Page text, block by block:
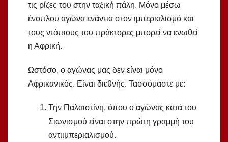
τις ρίζες του στην ταξική πάλη. Μόνο μέσω
ένοπλου αγώνα ενάντια στον ιμπεριαλισμό και
τους ντόπιους του πράκτορες μπορεί να ενωθεί
η Αφρική.
Ωστόσο, ο αγώνας μας δεν είναι μόνο
Αφρικανικός. Είναι διεθνής. Τασσόμαστε με:
Την Παλαιστίνη, όπου ο αγώνας κατά του
Σιωνισμού είναι στην πρώτη γραμμή του
αντιιμπεριαλισμού.